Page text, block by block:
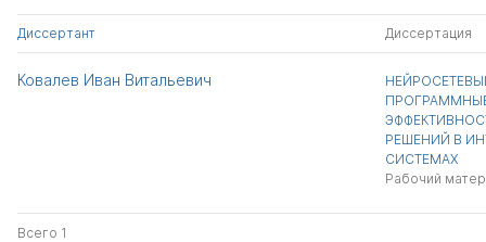
Диссертант Диссертация
Ковалев Иван Витальевич
РЕШЕНИЙ В
СИСТЕМАХ
Рабочий
Всего 1